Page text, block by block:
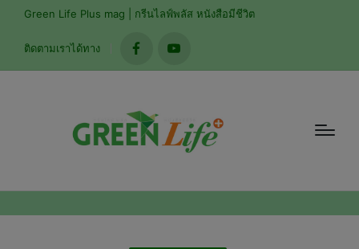
Green Life Plus mag | กรีนไลฟ์พลัส หนังสือมีชีวิต
ติดตามเราได้ทาง
facebookyoutube
modal-check